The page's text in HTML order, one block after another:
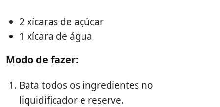
2 xícaras de açúcar
1 xícara de água
Modo de fazer:
Bata todos os ingredientes no
liquidificador e reserve.